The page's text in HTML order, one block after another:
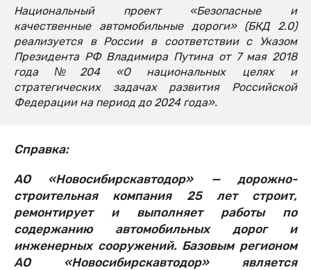
Национальный проект «Безопасные и
качественные автомобильные дороги» (БКД 2.0)
реализуется в России в соответствии с Указом
Президента РФ Владимира Путина от 7 мая 2018
года №204 «О национальных целях и
стратегических задачах развития Российской
Федерации на период до 2024 года».
Справка:
АО «Новосибирскавтодор» — дорожно-
строительная компания 25 лет строит,
ремонтирует и выполняет работы по
содержанию автомобильных дорог и
инженерных сооружений. Базовым регионом
АО «Новосибирскавтодор» является